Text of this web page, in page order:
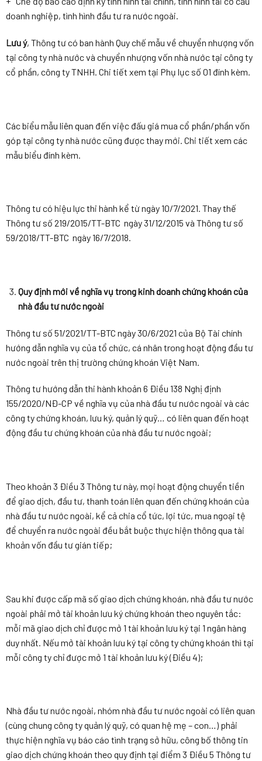
doanh nghiệp, tình hình đầu tư ra nước ngoài.
Lưu ý, Thông tư có ban hành Quy chế mẫu về chuyển nhượng vốn
tại công ty nhà nước và chuyển nhượng vốn nhà nước tại công ty
cổ phần, công ty TNHH. Chi tiết xem tại Phụ lục số 01 đính kèm.
Các biểu mẫu liên quan đến việc đấu giá mua cổ phần/phần vốn
góp tại công ty nhà nước cũng được thay mới. Chi tiết xem các
mẫu biểu đính kèm.
Thông tư có hiệu lực thi hành kể từ ngày 10/7/2021. Thay thế
Thông tư số 219/2015/TT-BTC ngày 31/12/2015 và Thông tư số
59/2018/TT-BTC ngày 16/7/2018.
Quy định mới về nghĩa vụ trong kinh doanh chứng khoán của
nhà đầu tư nước ngoài
Thông tư số 51/2021/TT-BTC ngày 30/6/2021 của Bộ Tài chính
hướng dẫn nghĩa vụ của tổ chức, cá nhân trong hoạt động đầu tư
nước ngoài trên thị trường chứng khoán Việt Nam.
Thông tư hướng dẫn thi hành khoản 6 Điều 138 Nghị định
155/2020/NĐ-CP về nghĩa vụ của nhà đầu tư nước ngoài và các
công ty chứng khoán, lưu ký, quản lý quỹ… có liên quan đến hoạt
động đầu tư chứng khoán của nhà đầu tư nước ngoài;
Theo khoản 3 Điều 3 Thông tư này, mọi hoạt động chuyển tiền
để giao dịch, đầu tư, thanh toán liên quan đến chứng khoán của
nhà đầu tư nước ngoài, kể cả chia cổ tức, lợi tức, mua ngoại tệ
để chuyển ra nước ngoài đều bắt buộc thực hiện thông qua tài
khoản vốn đầu tư gián tiếp;
Sau khi được cấp mã số giao dịch chứng khoán, nhà đầu tư nước
ngoài phải mở tài khoản lưu ký chứng khoán theo nguyên tắc:
mỗi mã giao dịch chỉ được mở 1 tài khoản lưu ký tại 1 ngân hàng
duy nhất. Nếu mở tài khoản lưu ký tại công ty chứng khoán thì tại
mỗi công ty chỉ được mở 1 tài khoản lưu ký (Điều 4);
Nhà đầu tư nước ngoài, nhóm nhà đầu tư nước ngoài có liên quan
(cùng chung công ty quản lý quỹ, có quan hệ mẹ – con…) phải
thực hiện nghĩa vụ báo cáo tình trạng sở hữu, công bố thông tin
giao dịch chứng khoán theo quy định tại điểm 3 Điều 5 Thông tư